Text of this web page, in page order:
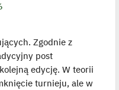
Zgodnie z
post
edycję. W teorii
turnieju, ale w